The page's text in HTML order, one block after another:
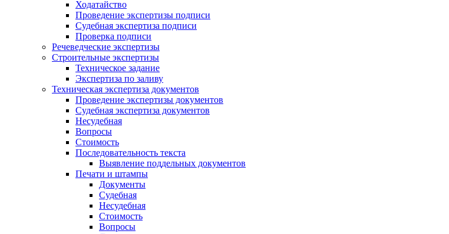
Ходатайство
Проведение экспертизы подписи
Судебная экспертиза подписи
Проверка подписи
Речеведческие экспертизы
Строительные экспертизы
Техническое задание
Экспертиза по заливу
Техническая экспертиза документов
Проведение экспертизы документов
Судебная экспертиза документов
Несудебная
Вопросы
Стоимость
Последовательность текста
Выявление поддельных документов
Печати и штампы
Документы
Судебная
Несудебная
Стоимость
Вопросы